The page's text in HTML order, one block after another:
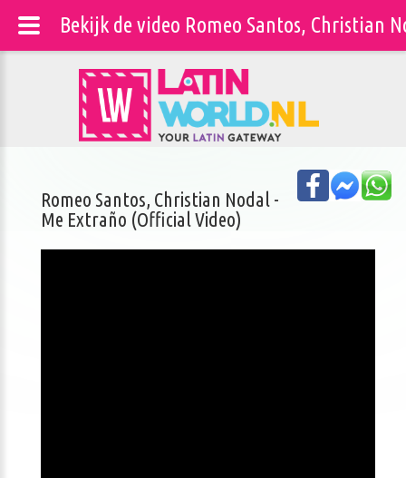
Romeo Santos, Christian Nodal -
Me Extraño (Official Video)
Bekijk de video Romeo Santos, Christian